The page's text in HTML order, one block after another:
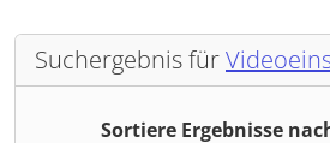
Suchergebnis für
Sortiere Ergebnisse